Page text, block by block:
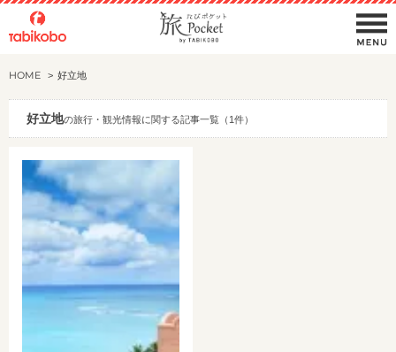
HOME 好立地
好立地の旅行・観光情報に関する記事一覧（1件）